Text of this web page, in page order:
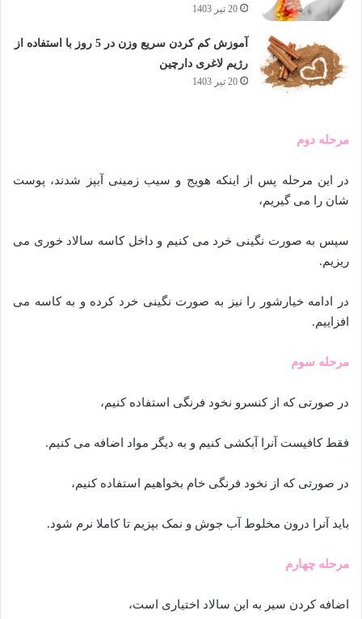
20 تیر 1403
آموزش کم کردن سریع وزن در 5 روز با استفاده از
رژیم لاغری دارچین
20 تیر 1403
مرحله دوم
در این مرحله پس از اینکه هویج و سیب زمینی آبپز شدند، پوست
شان را می گیریم،
سپس به صورت نگینی خرد می کنیم و داخل کاسه سالاد خوری می
ریزیم.
در ادامه خیارشور را نیز به صورت نگینی خرد کرده و به کاسه می
افزاییم.
مرحله سوم
در صورتی که از کنسرو نخود فرنگی استفاده کنیم،
فقط کافیست آنرا آبکشی کنیم و به دیگر مواد اضافه می کنیم.
در صورتی که از نخود فرنگی خام بخواهیم استفاده کنیم،
باید آنرا درون مخلوط آب جوش و نمک بپزیم تا کاملا نرم شود.
مرحله چهارم
اضافه کردن سیر به این سالاد اختیاری است،